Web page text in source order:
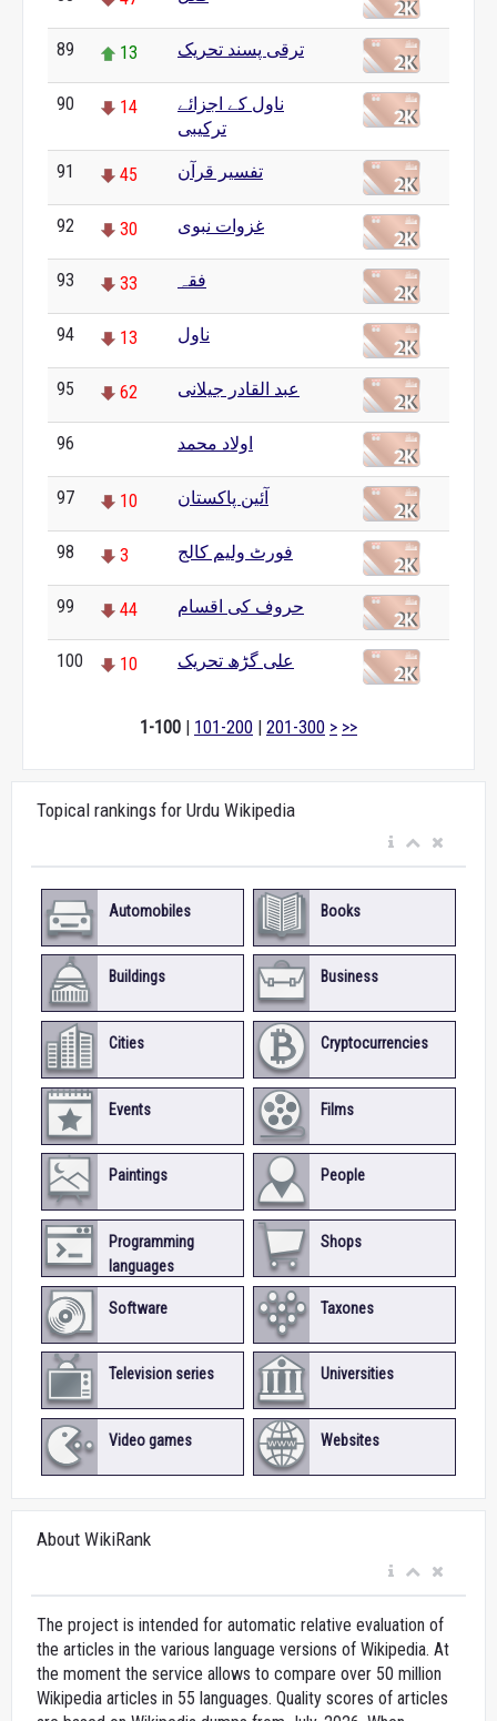
89 13 ترقی پسند تحریک
90 14
ناول کے اجزائے
ترکیبی
91 45 تفسیر قرآن
92 30 غزوات نبوی
93 33 فقہ
94 13 ناول
95 62 عبد القادر جیلانی
96 اولاد محمد
97 10 آئین پاکستان
98 3 فورٹ ولیم کالج
99 44 حروف کی اقسام
100 10 علی گڑھ تحریک
1-100 | 101-200 | 201-300 > >>
Topical rankings for Urdu Wikipedia
Automobiles Books
Buildings Business
Cities Cryptocurrencies
Events Films
Paintings People
Programming
languages
Shops
Software Taxones
Television series Universities
Video games Websites
About WikiRank
The project is intended for automatic relative evaluation of
the articles in the various language versions of Wikipedia. At
the moment the service allows to compare over 50 million
Wikipedia articles in 55 languages. Quality scores of articles